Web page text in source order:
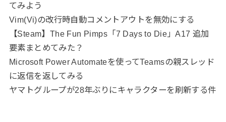
てみよう
Vim(Vi)の改行時自動コメントアウトを無効にする
【Steam】The Fun Pimps「7 Days to Die」A17 追加
要素まとめてみた？
Microsoft Power Automateを使ってTeamsの親スレッド
に返信を返してみる
ヤマトグループが28年ぶりにキャラクターを刷新する件